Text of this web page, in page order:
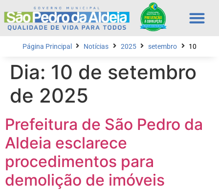
Página Principal Notícias 2025 setembro 10
Dia: 10 de setembro
de 2025
Prefeitura de São Pedro da
Aldeia esclarece
procedimentos para
demolição de imóveis